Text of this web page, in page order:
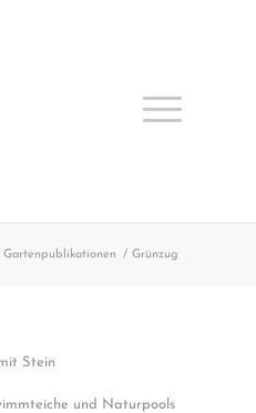
Gartenpublikationen / Grünzug
Stein
und Naturpools